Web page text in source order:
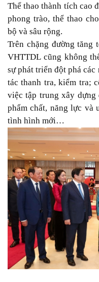
Thể thao thành tích cao
phong trào, thể thao
bộ và sâu rộng.
Trên chặng đường tăng
VHTTDL cũng không
sự phát triển đột phá
tác thanh tra, kiểm tra;
việc tập trung xây
phẩm chất, năng lực và
tình hình mới…